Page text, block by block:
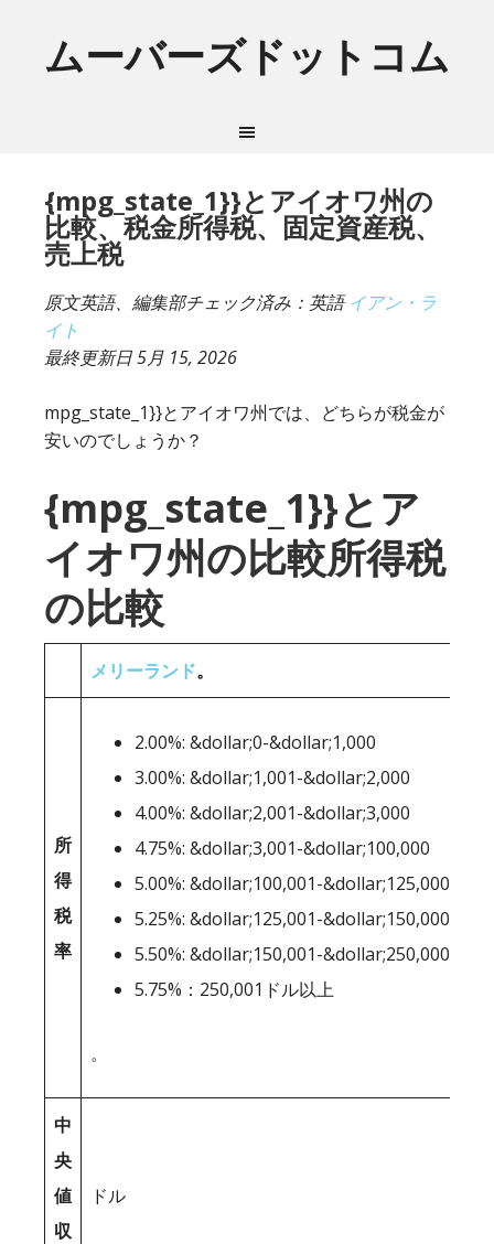
ムーバーズドットコム
{mpg_state_1}}とアイオワ州の
比較、税金所得税、固定資産税、
売上税
原文英語、編集部チェック済み：英語イアン・ラ
イト
最終更新日5月 15, 2026
mpg_state_1}}とアイオワ州では、どちらが税金が
安いのでしょうか？
{mpg_state_1}}とア
イオワ州の比較所得税
の比較
メリーランド。
所
得
税
率
2.00%: &dollar;0-&dollar;1,000
3.00%: &dollar;1,001-&dollar;2,000
4.00%: &dollar;2,001-&dollar;3,000
4.75%: &dollar;3,001-&dollar;100,000
5.00%: &dollar;100,001-&dollar;125,000
5.25%: &dollar;125,001-&dollar;150,000
5.50%: &dollar;150,001-&dollar;250,000
5.75%：250,001ドル以上
。
中
央
値
収
ドル